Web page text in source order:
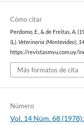
Cómo citar
Perdomo, E., & de Freitas, A.
(L). Veterinaria (Montevideo), 14
https://revistasmvu.com.uy/
Más formatos de cita
Número
Vol. 14 Núm. 68